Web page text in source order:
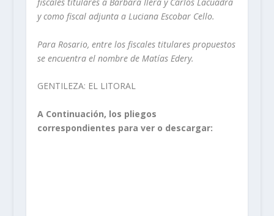
fiscales titulares a Bárbara Ilera y Carlos Lacuadra
y como fiscal adjunta a Luciana Escobar Cello.
Para Rosario, entre los fiscales titulares propuestos
se encuentra el nombre de Matías Edery.
GENTILEZA: EL LITORAL
A Continuación, los pliegos
correspondientes para ver o descargar: